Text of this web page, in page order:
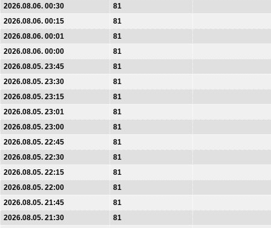
2026.08.06. 00:30
81
2026.08.06. 00:15
81
2026.08.06. 00:01
81
2026.08.06. 00:00
81
2026.08.05. 23:45
81
2026.08.05. 23:30
81
2026.08.05. 23:15
81
2026.08.05. 23:01
81
2026.08.05. 23:00
81
2026.08.05. 22:45
81
2026.08.05. 22:30
81
2026.08.05. 22:15
81
2026.08.05. 22:00
81
2026.08.05. 21:45
81
2026.08.05. 21:30
81